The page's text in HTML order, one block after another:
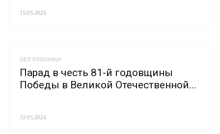
15.05.2026
БЕЗ РУБРИКИ
Парад в честь 81-й годовщины
Победы в Великой Отечественной...
13.05.2026